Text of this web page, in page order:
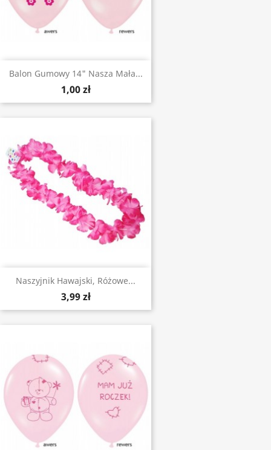
Balon Gumowy 14" Nasza Mała...
1,00 zł
Naszyjnik Hawajski, Różowe...
3,99 zł